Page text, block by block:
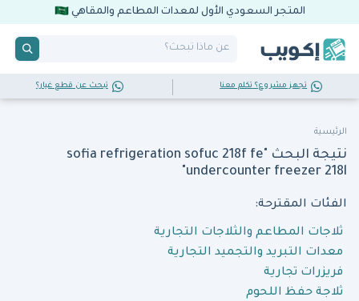
المتجر السعودي الأول لمعدات المطاعم والمقاهي
تجهز مشروع؟ تكلم معنا تبحث عن قطع غيار؟
الرئيسية
نتيجة البحث "sofia refrigeration sofuc 218f fe
undercounter freezer 218l"
الفئات المقترحة:
ثلاجات المطاعم والثلاجات التجارية
معدات التبريد والتجميد التجارية
فريزرات تجارية
ثلاجة حفظ اللحوم